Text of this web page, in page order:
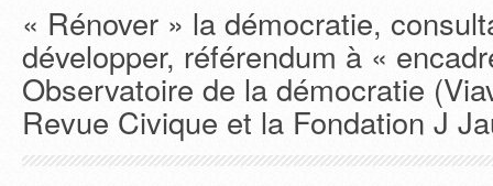
« Rénover » la démocratie,
développer, référendum à «
Observatoire de la démocratie
Revue Civique et la Fondation J